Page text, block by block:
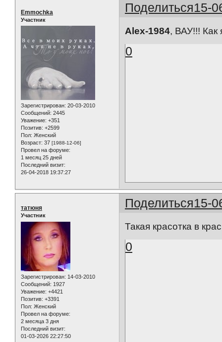
Поделиться15-
Emmochka
Участник
Зарегистрирован: 20-03-2010
Сообщений: 2445
Уважение: +351
Позитив: +2599
Пол: Женский
Возраст: 37 [1988-12-06]
Провел на форуме:
1 месяц 25 дней
Последний визит:
26-04-2018 19:37:27
Alex-1984, ВАУ!!! Как
0
Поделиться15-
татюня
Участник
Зарегистрирован: 14-03-2010
Сообщений: 1927
Уважение: +4421
Позитив: +3391
Пол: Женский
Провел на форуме:
2 месяца 3 дня
Последний визит:
01-03-2026 22:27:50
Такая красотка в
0